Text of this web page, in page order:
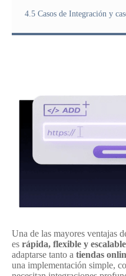
4.5 Casos de Integración y
Una de las mayores ventajas
es rápida, flexible y escalable
adaptarse tanto a tiendas
una implementación simple,